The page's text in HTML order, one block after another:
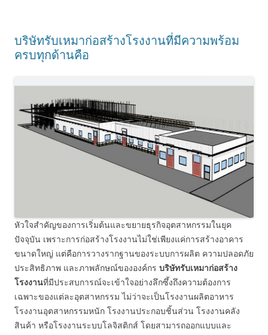
บริษัทรับเหมาก่อสร้างโรงงานที่มีความพร้อม
ครบทุกด้านคือ
หัวใจสำคัญของการเริ่มต้นและขยายธุรกิจอุตสาหกรรมในยุค
ปัจจุบัน เพราะการก่อสร้างโรงงานไม่ใช่เพียงแค่การสร้างอาคาร
ขนาดใหญ่ แต่คือการวางรากฐานของระบบการผลิต ความปลอดภัย
ประสิทธิภาพ และภาพลักษณ์ขององค์กร บริษัทรับเหมาก่อสร้าง
โรงงานที่มีประสบการณ์จะเข้าใจอย่างลึกซึ้งถึงความต้องการ
เฉพาะของแต่ละอุตสาหกรรม ไม่ว่าจะเป็นโรงงานผลิตอาหาร
โรงงานอุตสาหกรรมหนัก โรงงานประกอบชิ้นส่วน โรงงานคลัง
สินค้า หรือโรงงานระบบโลจิสติกส์ โดยสามารถออกแบบและ